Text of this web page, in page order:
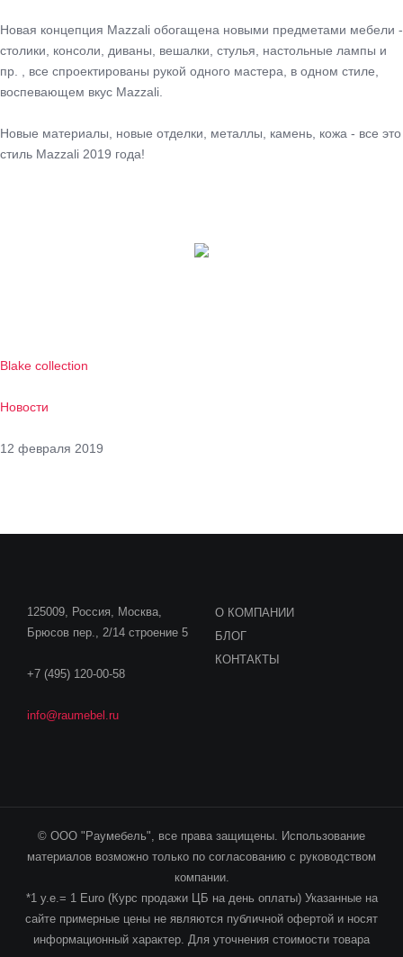
Новая концепция Mazzali обогащена новыми предметами мебели -
столики, консоли, диваны, вешалки, стулья, настольные лампы и
пр. , все спроектированы рукой одного мастера, в одном стиле,
воспевающем вкус Mazzali.
Новые материалы, новые отделки, металлы, камень, кожа - все это
стиль Mazzali 2019 года!
Blake collection
Новости
12 февраля 2019
125009, Россия, Москва,
Брюсов пер., 2/14 строение 5
+7 (495) 120-00-58
info@raumebel.ru
О КОМПАНИИ
БЛОГ
КОНТАКТЫ
© ООО "Раумебель", все права защищены. Использование
материалов возможно только по согласованию с руководством
компании.
*1 у.е.= 1 Euro (Курс продажи ЦБ на день оплаты) Указанные на
сайте примерные цены не являются публичной офертой и носят
информационный характер. Для уточнения стоимости товара